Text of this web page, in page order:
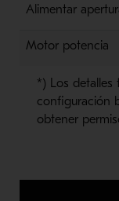
Alimentar
Motor potencia
*) Los detalles
configuración
obtener